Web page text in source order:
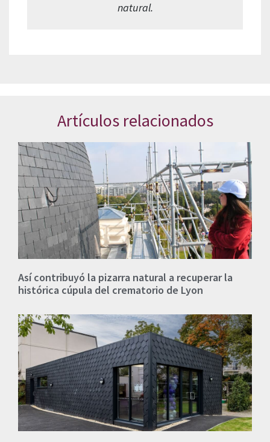
natural.
Artículos relacionados
Así contribuyó la pizarra natural a recuperar la
histórica cúpula del crematorio de Lyon